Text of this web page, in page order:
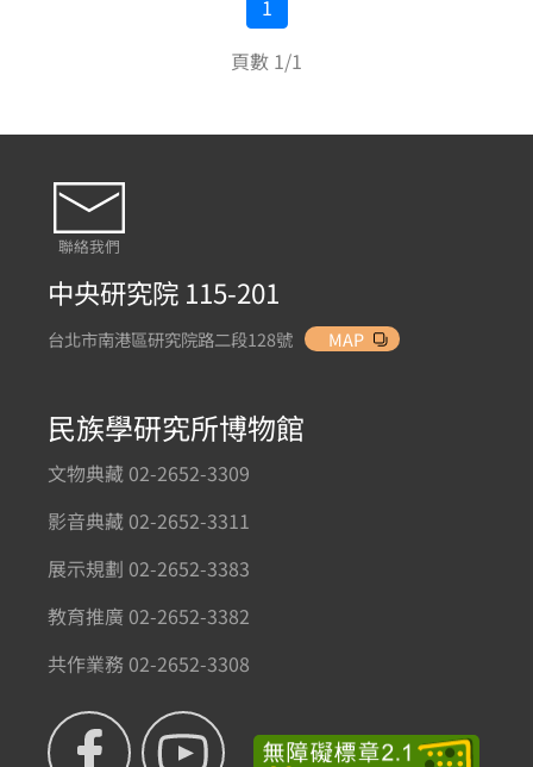
1
頁數 1/1
聯絡我們
中央研究院 115-201
台北市南港區研究院路二段128號 MAP
民族學研究所博物館
文物典藏 02-2652-3309
影音典藏 02-2652-3311
展示規劃 02-2652-3383
教育推廣 02-2652-3382
共作業務 02-2652-3308